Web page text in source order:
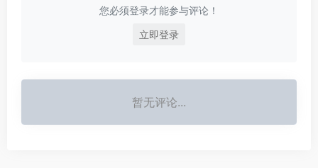
您必须登录才能参与评论！
立即登录
暂无评论...